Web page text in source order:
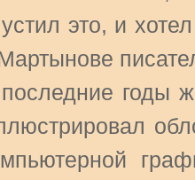
это, и
годы